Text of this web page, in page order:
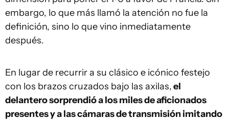
embargo, lo que más llamó la atención no fue la
definición, sino lo que vino inmediatamente
después.
En lugar de recurrir a su clásico e icónico festejo
con los brazos cruzados bajo las axilas,el
delantero sorprendió a los miles de aficionados
presentes y a las cámaras de transmisión imitando